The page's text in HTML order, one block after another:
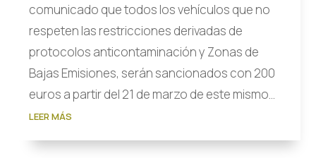
comunicado que todos los vehículos que no
respeten las restricciones derivadas de
protocolos anticontaminación y Zonas de
Bajas Emisiones, serán sancionados con 200
euros a partir del 21 de marzo de este mismo...
LEER MÁS